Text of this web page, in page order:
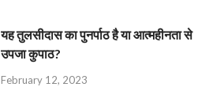
यह तुलसीदास का पुनर्पाठ है या आत्महीनता से
उपजा कुपाठ?
February 12, 2023